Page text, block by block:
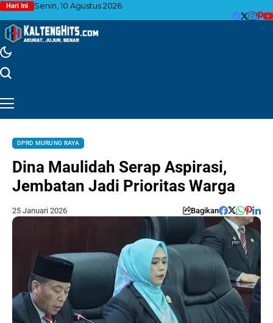
Hari Ini Senin, 10 Agustus 2026
DPRD MURUNG RAYA
Dina Maulidah Serap Aspirasi,
Jembatan Jadi Prioritas Warga
25 Januari 2026 Bagikan